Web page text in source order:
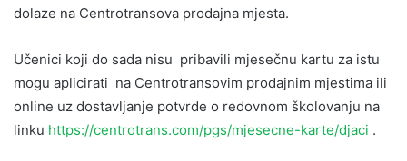
dolaze na Centrotransova prodajna mjesta.
Učenici koji do sada nisu pribavili mjesečnu kartu za istu
mogu aplicirati na Centrotransovim prodajnim mjestima ili
online uz dostavljanje potvrde o redovnom školovanju na
linku https://centrotrans.com/pgs/mjesecne-karte/djaci .